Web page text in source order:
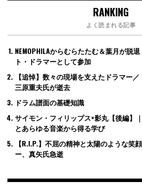
RANKING
よく読まれる記事
NEMOPHILAからむらたたむ＆葉月が脱
ト・ドラマーとして参加
【追悼】数々の現場を支えたドラマー
三原重夫氏が逝去
ドラム譜面の基礎知識
サイモン・フィリップス×影丸【後編】
とあらゆる音楽から得る学び
【R.I.P.】不屈の精神と太陽のような笑
ー、真矢氏急逝